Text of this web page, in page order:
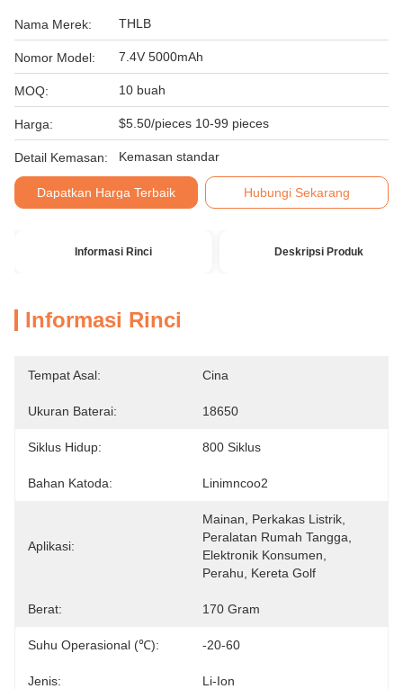
Nama Merek: THLB
Nomor Model: 7.4V 5000mAh
MOQ: 10 buah
Harga: $5.50/pieces 10-99 pieces
Detail Kemasan: Kemasan standar
Dapatkan Harga Terbaik Hubungi Sekarang
Informasi Rinci Deskripsi Produk
Informasi Rinci
Tempat Asal: Cina
Ukuran Baterai: 18650
Siklus Hidup: 800 Siklus
Bahan Katoda: Linimncoo2
Aplikasi:
Mainan, Perkakas Listrik,
Peralatan Rumah Tangga,
Elektronik Konsumen,
Perahu, Kereta Golf
Berat: 170 Gram
Suhu Operasional (℃): -20-60
Jenis: Li-Ion